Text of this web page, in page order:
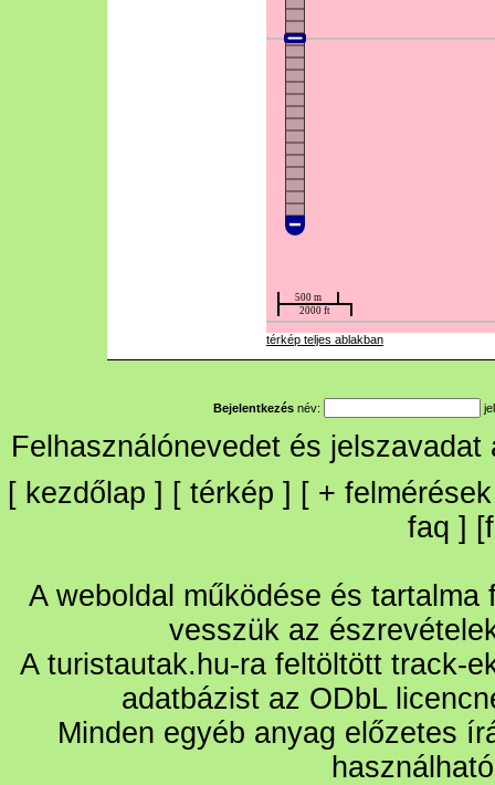
térkép teljes ablakban
Bejelentkezés név:
Felhasználónevedet és
[ kezdőlap ] [ térkép ] [ + felmérések
faq ] [
A weboldal működése és
vesszük az
A turistautak.hu-ra feltöltött track-
adatbázist az ODbL
Minden egyéb anyag előzetes